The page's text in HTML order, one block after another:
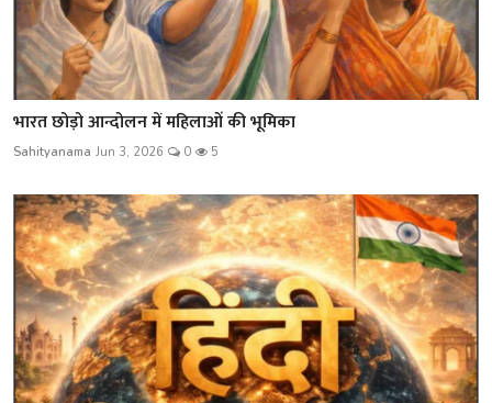
भारत छोड़ो आन्दोलन में महिलाओं की भूमिका
Sahityanama Jun 3, 2026 0 5